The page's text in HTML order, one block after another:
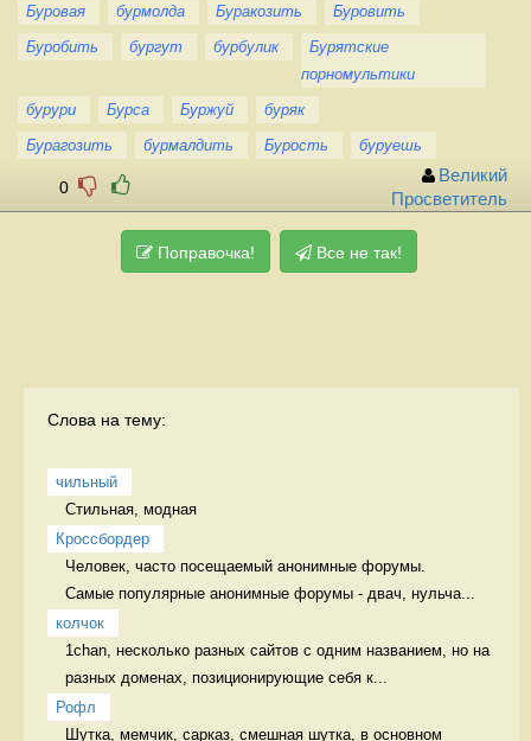
Буровая бурмолда Буракозить
Буровить
Буробить
бургут бурбулик
Бурятские
порномультики
бурури
Бурса Буржуй
буряк
Бурагозить
бурмалдить Бурость буруешь
0
Великий
Просветитель
Поправочка! Все не так!
Слова на тему:
чильный
Стильная, модная
Кроссбордер
Человек, часто посещаемый анонимные форумы.
Самые популярные анонимные форумы - двач, нульча...
колчок
1chan, несколько разных сайтов с одним названием, но на
разных доменах, позиционирующие себя к...
Рофл
Шутка, мемчик, сарказ, смешная шутка, в основном